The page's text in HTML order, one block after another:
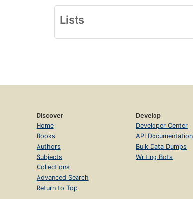
Lists
Discover
Home
Books
Authors
Subjects
Collections
Advanced Search
Return to Top
Develop
Developer Center
API Documentation
Bulk Data Dumps
Writing Bots